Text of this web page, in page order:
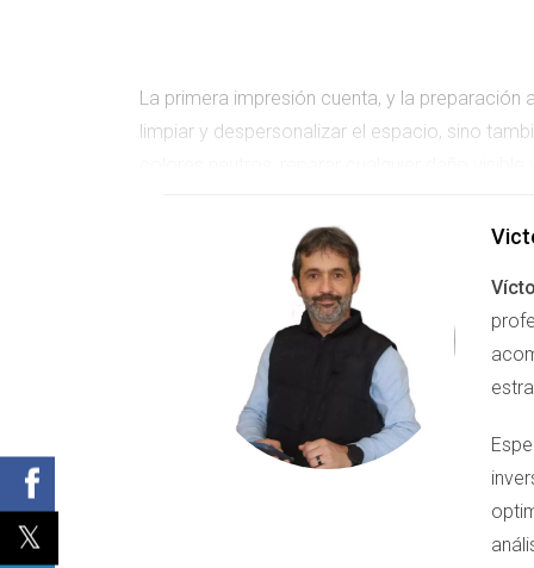
La primera impresión cuenta, y la
limpiar y despersonalizar el espacio, sino
fotógrafo profesional que capture la esencia
Valoración precisa del inmueble
Antes de poner tu casa en el mercado, es
dejar de reflejar el valor de tu propiedad.
Las Palmas, así como consultando precios
significativamente el tiempo en el que tu casa